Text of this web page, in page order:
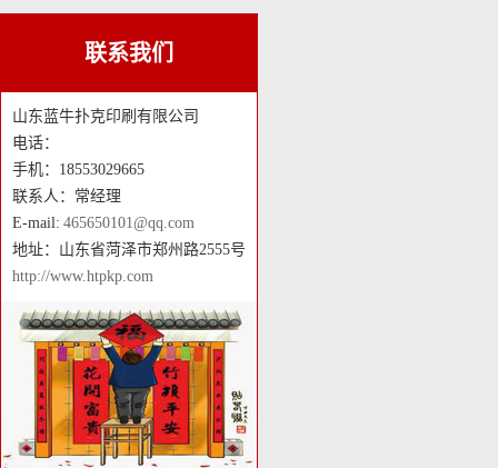
联系我们
山东蓝牛扑克印刷有限公司
电话：
手机：18553029665
联系人：常经理
E-mail: 465650101@qq.com
地址：山东省菏泽市郑州路2555号
http://www.htpkp.com